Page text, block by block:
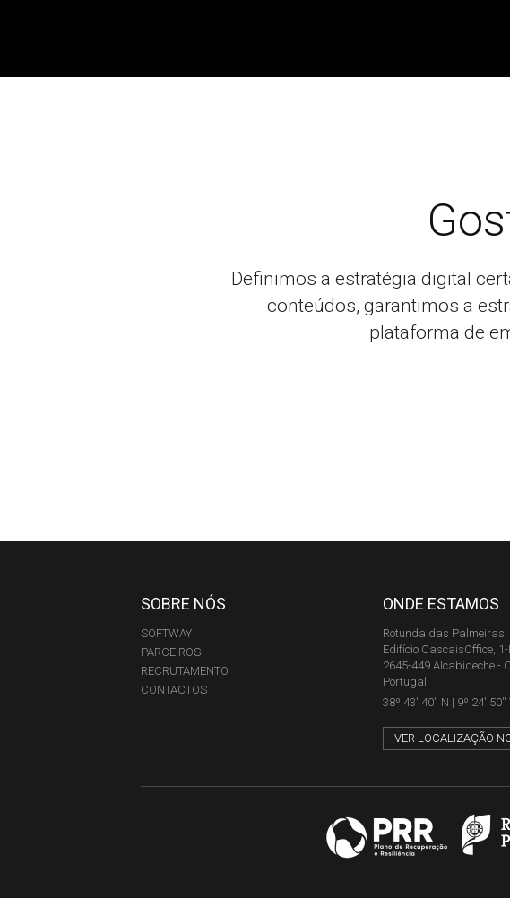
Definimos a estratégia digital
conteúdos, garantimos a
plataforma de
SOBRE NÓS
SOFTWAY
PARCEIROS
RECRUTAMENTO
CONTACTOS
ONDE ESTAMOS
Rotunda das Palmeiras
Edifício CascaisOffice, 1-
2645-449 Alcabideche -
Portugal
38º 43' 40'' N | 9º 24' 50''
VER LOCALIZAÇÃO